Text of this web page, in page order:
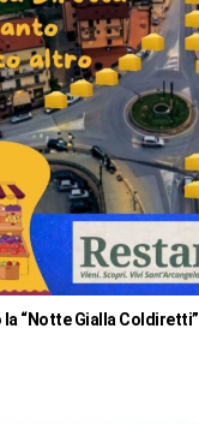
la “Notte Gialla Coldiretti”